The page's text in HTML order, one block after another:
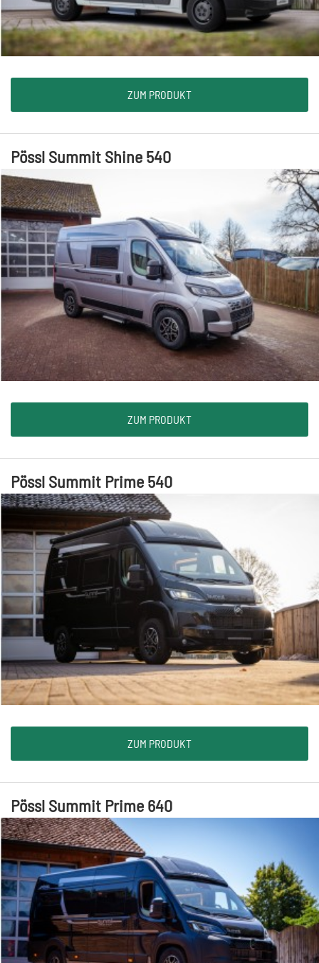
ZUM PRODUKT
Pössl Summit Shine 540
ZUM PRODUKT
Pössl Summit Prime 540
ZUM PRODUKT
Pössl Summit Prime 640